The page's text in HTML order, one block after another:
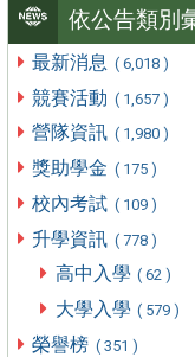
依公告類別
最新消息 ( 6,018 )
競賽活動 ( 1,657 )
營隊資訊 ( 1,980 )
獎助學金 ( 175 )
校內考試 ( 109 )
升學資訊 ( 778 )
高中入學 ( 62 )
大學入學 ( 579 )
榮譽榜 ( 351 )